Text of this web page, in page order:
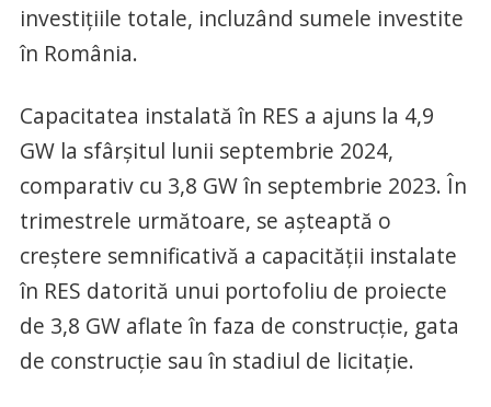
investițiile totale, incluzând sumele investite
în România.
Capacitatea instalată în RES a ajuns la 4,9
GW la sfârșitul lunii septembrie 2024,
comparativ cu 3,8 GW în septembrie 2023. În
trimestrele următoare, se așteaptă o
creștere semnificativă a capacității instalate
în RES datorită unui portofoliu de proiecte
de 3,8 GW aflate în faza de construcție, gata
de construcție sau în stadiul de licitație.